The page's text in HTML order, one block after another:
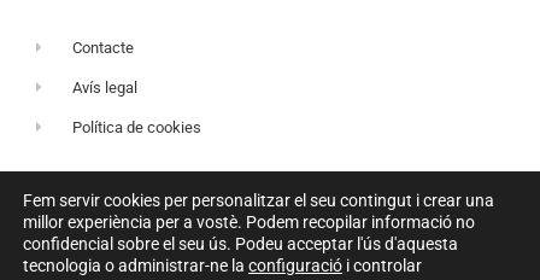
Contacte
Avís legal
Política de cookies
Amb el suport de
Fem servir cookies per personalitzar el seu contingut i crear una
millor experiència per a vostè. Podem recopilar informació no
confidencial sobre el seu ús. Podeu acceptar l'ús d'aquesta
tecnologia o administrar-ne la configuració i controlar